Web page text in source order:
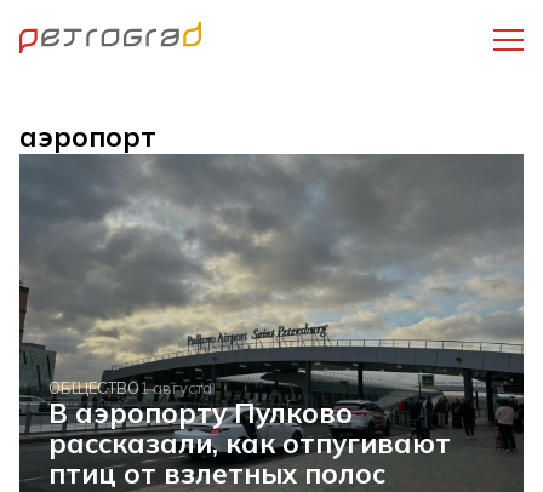
аэропорт
ОБЩЕСТВО1 августа
В аэропорту Пулково
рассказали, как отпугивают
птиц от взлетных полос